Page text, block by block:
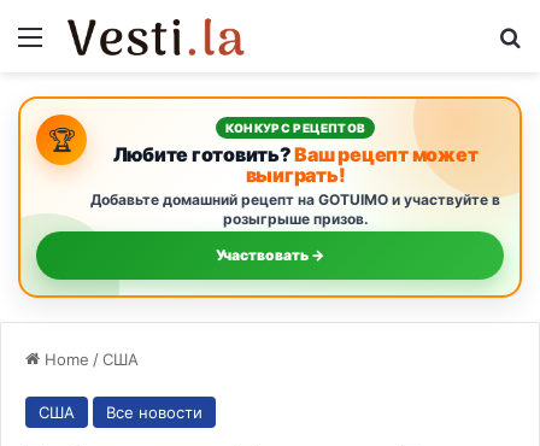
Menu
🏆 КОНКУРС РЕЦЕПТОВ
Любите готовить?Ваш рецепт может
выиграть!
Добавьте домашний рецепт на GOTUIMO и участвуйте в
розыгрыше призов.
Участвовать →
Home /США
США Все новости